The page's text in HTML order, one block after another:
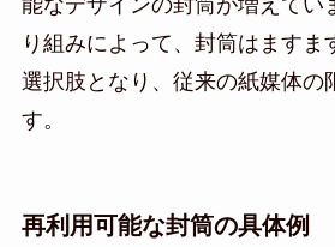
り組みによって、封筒はますま
選択肢となり、従来の紙媒体の
す。
再利用可能な封筒の具体例